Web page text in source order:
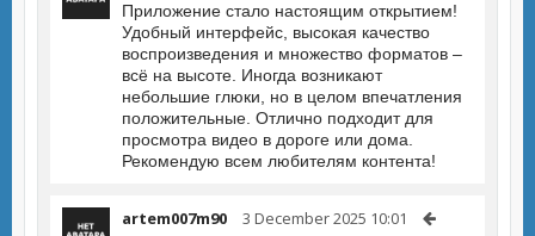
Приложение стало настоящим открытием!
Удобный интерфейс, высокая качество
воспроизведения и множество форматов –
всё на высоте. Иногда возникают
небольшие глюки, но в целом впечатления
положительные. Отлично подходит для
просмотра видео в дороге или дома.
Рекомендую всем любителям контента!
artem007m90 3 December 2025 10:01